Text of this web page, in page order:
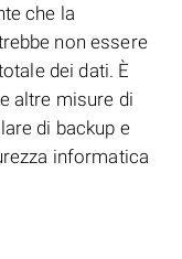
che la
non essere
dei dati. È
altre misure di
di backup e
informatica